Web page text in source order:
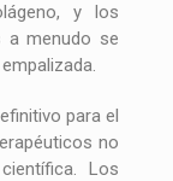
y los
a menudo se
para el
no
Los